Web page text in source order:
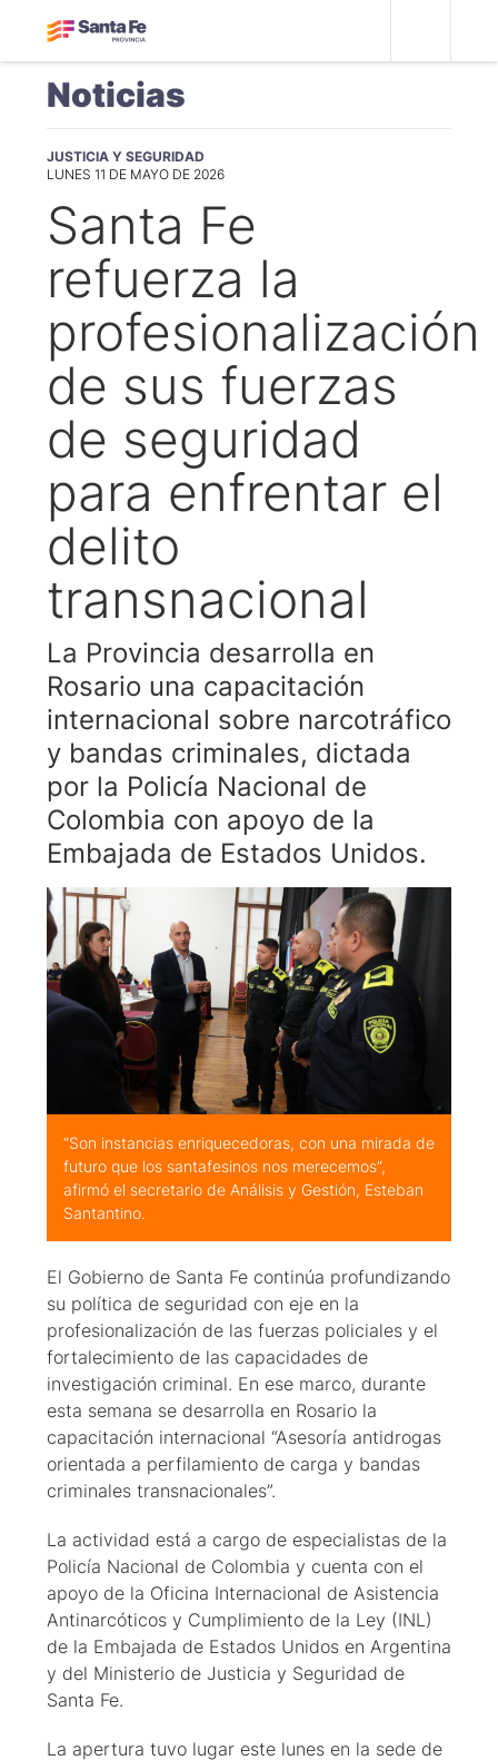
Noticias
JUSTICIA Y SEGURIDAD
LUNES 11 DE MAYO DE 2026
Santa Fe
refuerza la
profesionalización
de sus fuerzas
de seguridad
para enfrentar el
delito
transnacional
La Provincia desarrolla en
Rosario una capacitación
internacional sobre narcotráfico
y bandas criminales, dictada
por la Policía Nacional de
Colombia con apoyo de la
Embajada de Estados Unidos.
“Son instancias enriquecedoras, con una mirada de
futuro que los santafesinos nos merecemos”,
afirmó el secretario de Análisis y Gestión, Esteban
Santantino.
El Gobierno de Santa Fe continúa profundizando
su política de seguridad con eje en la
profesionalización de las fuerzas policiales y el
fortalecimiento de las capacidades de
investigación criminal. En ese marco, durante
esta semana se desarrolla en Rosario la
capacitación internacional “Asesoría antidrogas
orientada a perfilamiento de carga y bandas
criminales transnacionales”.
La actividad está a cargo de especialistas de la
Policía Nacional de Colombia y cuenta con el
apoyo de la Oficina Internacional de Asistencia
Antinarcóticos y Cumplimiento de la Ley (INL)
de la Embajada de Estados Unidos en Argentina
y del Ministerio de Justicia y Seguridad de
Santa Fe.
La apertura tuvo lugar este lunes en la sede de